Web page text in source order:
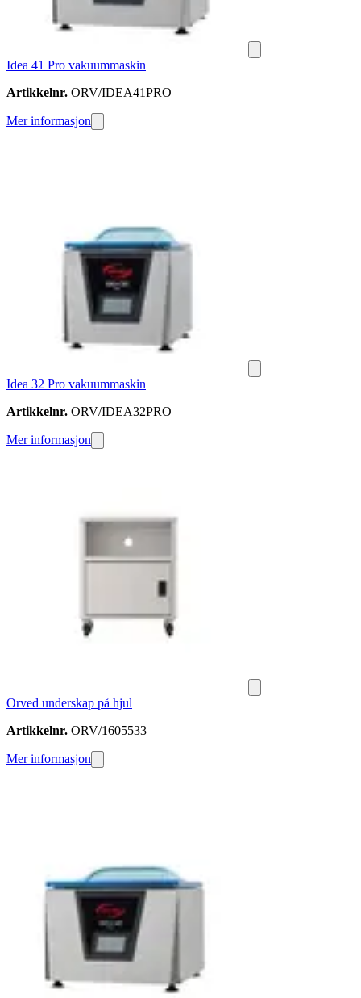
Idea 41 Pro vakuummaskin
Artikkelnr. ORV/IDEA41PRO
Mer informasjon
Idea 32 Pro vakuummaskin
Artikkelnr. ORV/IDEA32PRO
Mer informasjon
Orved underskap på hjul
Artikkelnr. ORV/1605533
Mer informasjon